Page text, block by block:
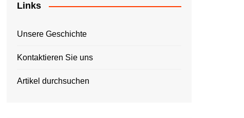
Links
Unsere Geschichte
Kontaktieren Sie uns
Artikel durchsuchen